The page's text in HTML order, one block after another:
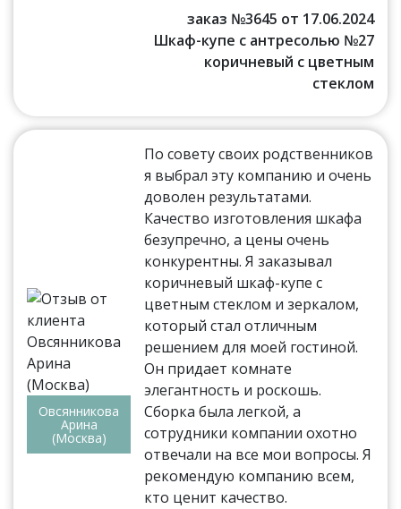
заказ №3645 от 17.06.2024
Шкаф-купе с антресолью №27
коричневый с цветным
стеклом
Овсянникова
Арина
(Москва)
По совету своих родственников
я выбрал эту компанию и очень
доволен результатами.
Качество изготовления шкафа
безупречно, а цены очень
конкурентны. Я заказывал
коричневый шкаф-купе с
цветным стеклом и зеркалом,
который стал отличным
решением для моей гостиной.
Он придает комнате
элегантность и роскошь.
Сборка была легкой, а
сотрудники компании охотно
отвечали на все мои вопросы. Я
рекомендую компанию всем,
кто ценит качество.